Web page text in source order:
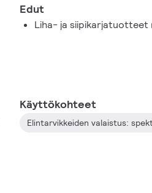
Edut
Liha- ja siipikarjatuotteet
Käyttökohteet